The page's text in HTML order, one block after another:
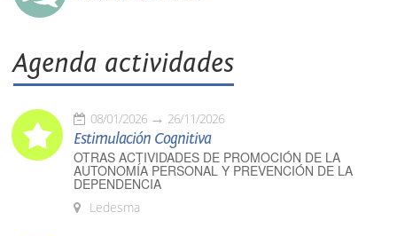
Agenda actividades
08/01/2026 26/11/2026
Estimulación Cognitiva
OTRAS ACTIVIDADES DE PROMOCIÓN DE LA
AUTONOMÍA PERSONAL Y PREVENCIÓN DE LA
DEPENDENCIA
Ledesma